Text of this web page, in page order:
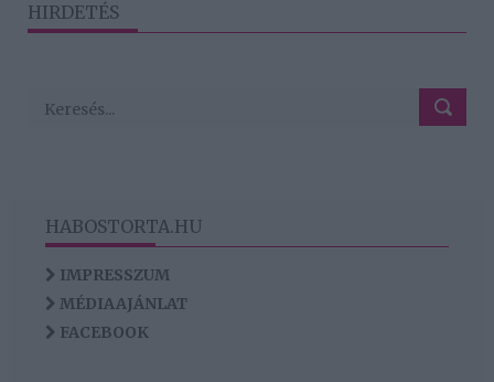
HIRDETÉS
HABOSTORTA.HU
IMPRESSZUM
MÉDIAAJÁNLAT
FACEBOOK